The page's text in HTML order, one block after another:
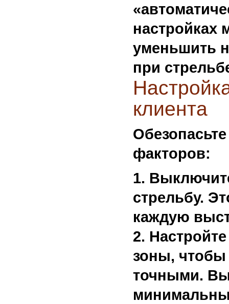
уменьшить
при
клиента
факторов:
стрельбу.
каждую
зоны, чтобы
точными.